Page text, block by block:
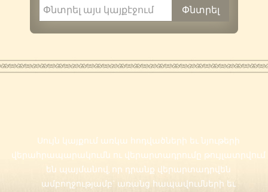
Սույն կայքում առկա հոդվածների եւ նյութերի
վերահրապարակումն ու վերարտադրումը թույլատրվում
են պայմանով, որ դրանք վերարտադրվեն
ամբողջությամբ` առանց հապավումների եւ